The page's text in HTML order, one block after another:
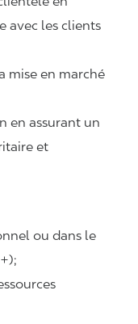
avec les clients
mise en marché
en assurant un
et
ou dans le